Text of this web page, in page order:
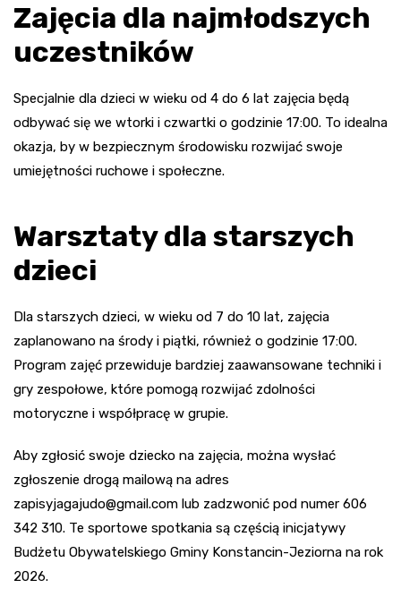
Zajęcia dla najmłodszych
uczestników
Specjalnie dla dzieci w wieku od 4 do 6 lat zajęcia będą
odbywać się we wtorki i czwartki o godzinie 17:00. To idealna
okazja, by w bezpiecznym środowisku rozwijać swoje
umiejętności ruchowe i społeczne.
Warsztaty dla starszych
dzieci
Dla starszych dzieci, w wieku od 7 do 10 lat, zajęcia
zaplanowano na środy i piątki, również o godzinie 17:00.
Program zajęć przewiduje bardziej zaawansowane techniki i
gry zespołowe, które pomogą rozwijać zdolności
motoryczne i współpracę w grupie.
Aby zgłosić swoje dziecko na zajęcia, można wysłać
zgłoszenie drogą mailową na adres
zapisyjagajudo@gmail.com lub zadzwonić pod numer 606
342 310. Te sportowe spotkania są częścią inicjatywy
Budżetu Obywatelskiego Gminy Konstancin-Jeziorna na rok
2026.